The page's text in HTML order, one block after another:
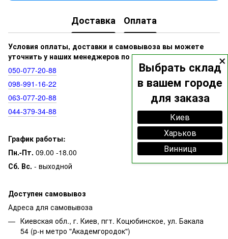
×
Выбрать склад
в вашем городе
для заказа
Киев
Харьков
Винница
Доставка Оплата
Условия оплаты, доставки и самовывоза вы можете
уточнить у наших менеджеров по номерам:
050‑077‑20‑88
098‑991‑16‑22
063‑077‑20‑88
044‑379‑34‑88
График работы:
Пн.-Пт. 09.00 -18.00
Сб. Вс. - выходной
Доступен самовывоз
Адреса для самовывоза
Киевская обл., г. Киев, пгт. Коцюбинское, ул. Бакала
54 (р-н метро "Академгородок")